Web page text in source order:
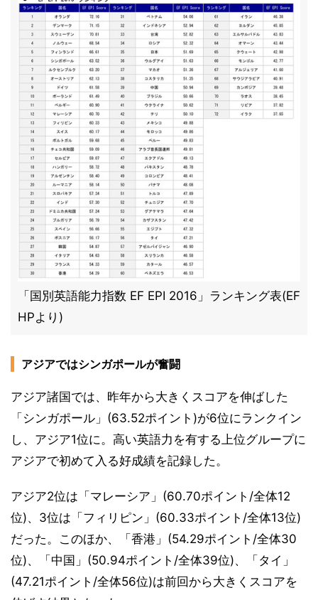
「国別英語能力指数 EF EPI 2016」ランキング表(EF
HPより)
アジアではシンガポールが奮闘
アジア諸国では、昨年から大きくスコアを伸ばした
「シンガポール」(63.52ポイント)が6位にランクイン
し、アジア1位に。高い英語力を有する上位グループに
アジアで初めて入る好成績を記録した。
アジア2位は「マレーシア」(60.70ポイント/全体12
位)、3位は「フィリピン」(60.33ポイント/全体13位)
だった。このほか、「香港」(54.29ポイント/全体30
位)、「中国」(50.94ポイント/全体39位)、「タイ」
(47.21ポイント/全体56位)は前回から大きくスコアを